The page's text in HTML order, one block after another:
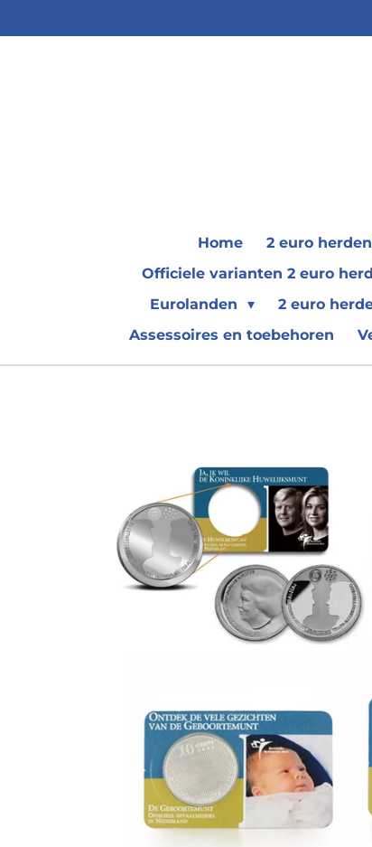
direct
Home 2 euro
Officiele varianten 2 euro
Eurolanden
2 euro
Assessoires en toebehoren